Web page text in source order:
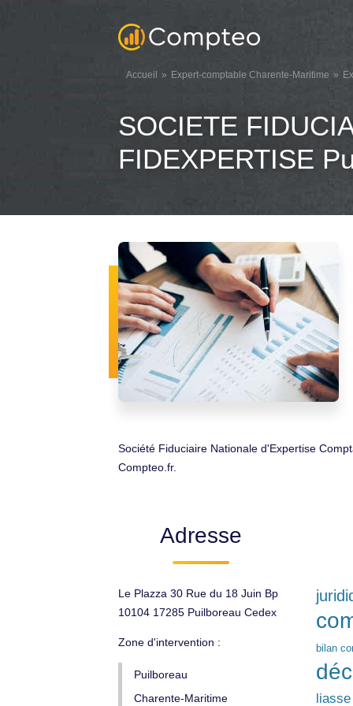
Accueil Expert-comptable Charente-Maritime
SOCIETE
FIDEXPERTISE
Société Fiduciaire Nationale d'Expertise
Compteo.fr.
Adresse
Le Plazza 30 Rue du 18 Juin Bp
10104 17285 Puilboreau Cedex
Zone d'intervention :
Puilboreau
Charente-Maritime
bilan